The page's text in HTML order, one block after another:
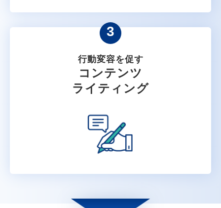
3
行動変容を促す
コンテンツ
ライティング